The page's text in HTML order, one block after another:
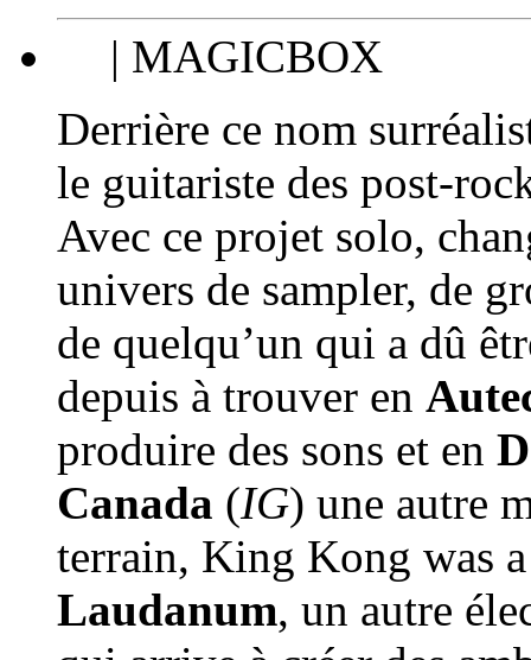
| MAGICBOX
Derrière ce nom
le guitariste des post-
Avec ce projet solo,
univers de sampler, de
de quelqu’un qui a dû
depuis à trouver en
produire des sons et en
Canada (IG) une autre
terrain, King Kong was
Laudanum, un autre